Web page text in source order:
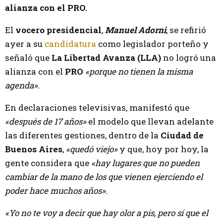
alianza con el PRO.
El vocero presidencial,Manuel Adorni, se refirió
ayer a su candidatura como legislador porteño y
señaló que La Libertad Avanza (LLA) no logró una
alianza con el PRO «porque no tienen la misma
agenda».
En declaraciones televisivas, manifestó que
«después de 17 años»el modelo que llevan adelante
las diferentes gestiones, dentro de la Ciudad de
Buenos Aires, «quedó viejo»y que, hoy por hoy, la
gente considera que «hay lugares que no pueden
cambiar de la mano de los que vienen ejerciendo el
poder hace muchos años».
«Yo no te voy a decir que hay olor a pis, pero sí que el